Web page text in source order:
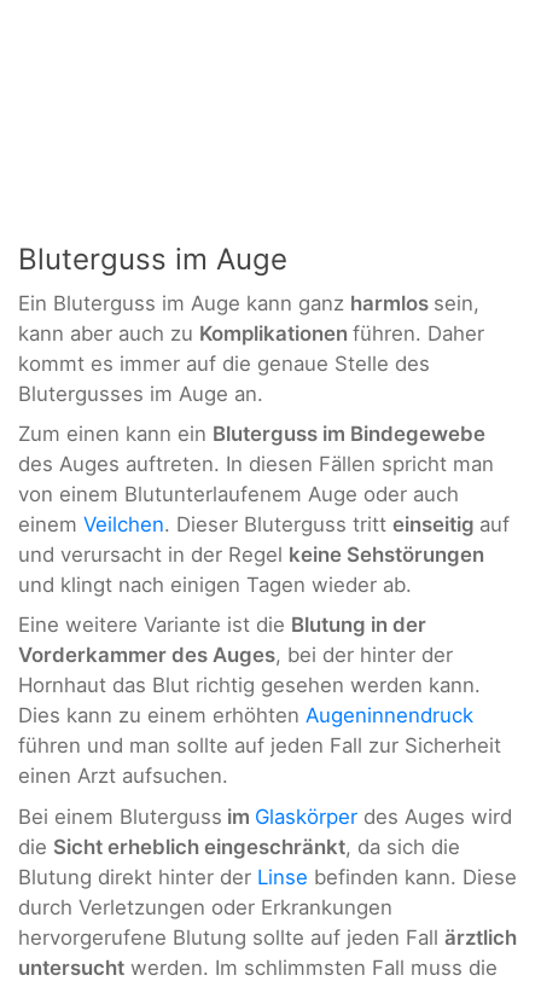
Bluterguss im Auge
Ein Bluterguss im Auge kann ganz harmlos sein,
kann aber auch zu Komplikationen führen. Daher
kommt es immer auf die genaue Stelle des
Blutergusses im Auge an.
Zum einen kann ein Bluterguss im Bindegewebe
des Auges auftreten. In diesen Fällen spricht man
von einem Blutunterlaufenem Auge oder auch
einem Veilchen. Dieser Bluterguss tritt einseitig auf
und verursacht in der Regel keine Sehstörungen
und klingt nach einigen Tagen wieder ab.
Eine weitere Variante ist die Blutung in der
Vorderkammer des Auges, bei der hinter der
Hornhaut das Blut richtig gesehen werden kann.
Dies kann zu einem erhöhten Augeninnendruck
führen und man sollte auf jeden Fall zur Sicherheit
einen Arzt aufsuchen.
Bei einem Bluterguss im Glaskörper des Auges wird
die Sicht erheblich eingeschränkt, da sich die
Blutung direkt hinter der Linse befinden kann. Diese
durch Verletzungen oder Erkrankungen
hervorgerufene Blutung sollte auf jeden Fall ärztlich
untersucht werden. Im schlimmsten Fall muss die